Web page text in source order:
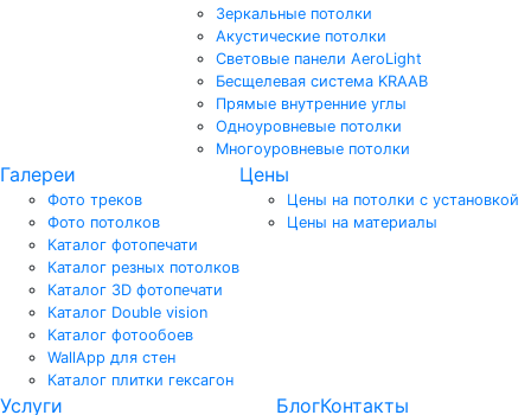
Зеркальные потолки
Акустические потолки
Световые панели AeroLight
Бесщелевая система KRAAB
Прямые внутренние углы
Одноуровневые потолки
Многоуровневые потолки
Галереи
Фото треков
Фото потолков
Каталог фотопечати
Каталог резных потолков
Каталог 3D фотопечати
Каталог Double vision
Каталог фотообоев
WallApp для стен
Каталог плитки гексагон
Цены
Цены на потолки с установкой
Цены на материалы
Услуги БлогКонтакты